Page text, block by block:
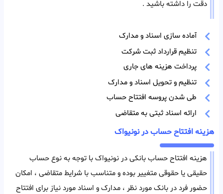
دقت را داشته باشید .
آماده سازی اسناد و مدارک
تنظیم قرارداد ثبت شرکت
پرداخت هزینه های جاری
تنظیم و تحویل اسناد و مدارک
طی شدن پروسه افتتاح حساب
ارائه اسناد ثبتی به متقاضی
هزینه افتتاح حساب در نونیواک
هزینه افتتاح حساب بانکی در نونیواک با توجه به نوع حساب
حقیقی یا حقوقی متغییر بوده و متناسب با شرایط متقاضی ، امکان
حضور فرد در بانک مورد نظر ، مدارک و اسناد مورد نیاز برای افتتاح